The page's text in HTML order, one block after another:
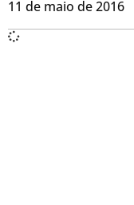
11 de maio de 2016